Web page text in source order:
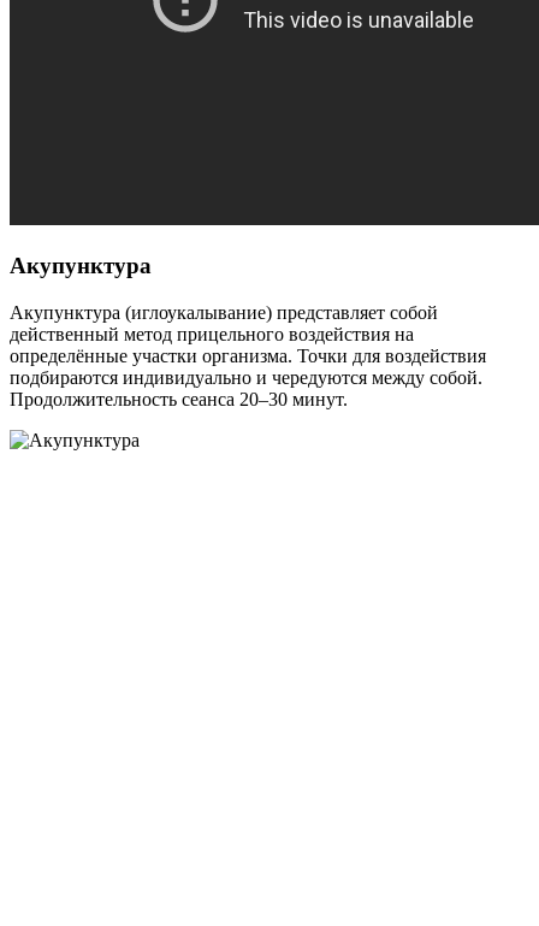
Акупунктура
Акупунктура (иглоукалывание) представляет собой
действенный метод прицельного воздействия на
определённые участки организма. Точки для воздействия
подбираются индивидуально и чередуются между собой.
Продолжительность сеанса 20–30 минут.